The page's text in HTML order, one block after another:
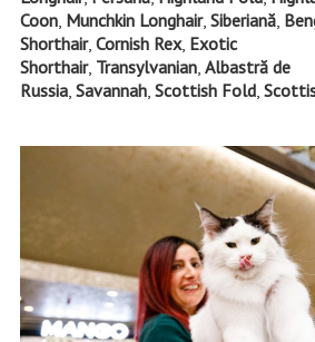
Coon, Munchkin Longhair, Siberiană,
Shorthair, Cornish Rex, Exotic
Shorthair, Transylvanian, Albastră de
Russia, Savannah, Scottish Fold,